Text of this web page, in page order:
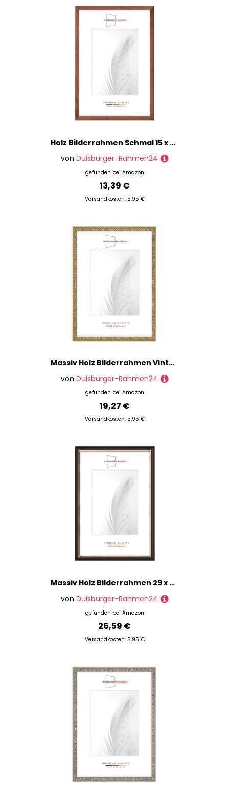
Holz Bilderrahmen Schmal 15 x 27 cm in Rustikal-Braun | inkl. bruchsicherer Anti-Reflex Kunstglasscheibe | Rahmen für Poster | Puzzle | Foto collage DR076
von Duisburger-Rahmen24
gefunden bei Amazon
13,39 €
Versandkosten: 5,95 €
Massiv Holz Bilderrahmen Vintage Retro 18 x 28 cm in Alt-Gold Barock | inkl. bruchsicherer Anti-Reflex Kunstglasscheibe | Rahmen für Poster | Puzzle | Foto collage DR109
von Duisburger-Rahmen24
gefunden bei Amazon
19,27 €
Versandkosten: 5,95 €
Massiv Holz Bilderrahmen 29 x 43 cm in Schwarz Gold | inkl. bruchsicherer Anti-Reflex Kunstglasscheibe | Rahmen für Poster | Puzzle | Foto collage DR065
von Duisburger-Rahmen24
gefunden bei Amazon
26,59 €
Versandkosten: 5,95 €